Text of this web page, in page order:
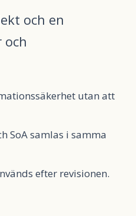
och en
utan att
SoA samlas i samma
efter revisionen.